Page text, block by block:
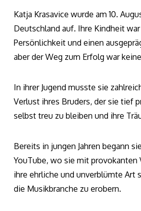
Katja Krasavice wurde am 10.
Deutschland auf. Ihre Kindheit
Persönlichkeit und einen
aber der Weg zum Erfolg war
In ihrer Jugend musste sie
Verlust ihres Bruders, der sie tief
selbst treu zu bleiben und ihre
Bereits in jungen Jahren begann
YouTube, wo sie mit provokanten
ihre ehrliche und unverblümte Art
die Musikbranche zu erobern.